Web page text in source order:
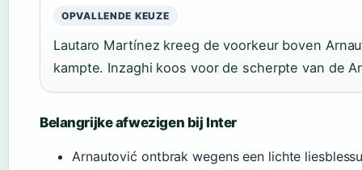
OPVALLENDE KEUZE
Lautaro Martínez kreeg de voorkeur boven
kampte. Inzaghi koos voor de scherpte van de
Belangrijke afwezigen bij Inter
Arnautović ontbrak wegens een lichte